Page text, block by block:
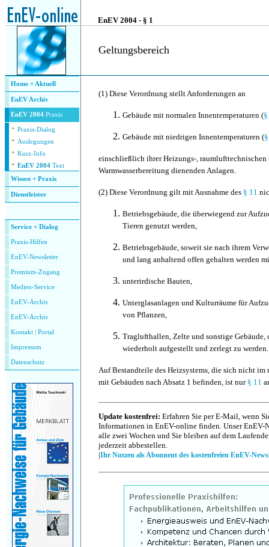
EnEV 2004 - § 1
Geltungsbereich
Home + Aktuell
EnEV Archiv
EnEV 2004 Praxis
· Praxis-Dialog
· Auslegungen
· Kurz-Info
· EnEV 2004 Text
Wissen + Praxis
Dienstleister
Service + Dialog
Praxis-Hilfen
EnEV-Newsletter
Premium-Zugang
Medien-Service
EnEV-Archiv
EnEV-Archiv
Kontakt Portal
Impressum
Datenschutz
(1) Diese Verordnung stellt Anforderungen an
Gebäude mit normalen Innentemperaturen (
Gebäude mit niedrigen Innentemperaturen (
einschließlich ihrer Heizungs-, raumlufttechnischen
Warmwasserbereitung dienenden Anlagen.
(2) Diese Verordnung gilt mit Ausnahme des § 11
Betriebsgebäude, die überwiegend zur
Tieren genutzt werden,
Betriebsgebäude, soweit sie nach ihrem
und lang anhaltend offen gehalten werden
unterirdische Bauten,
Unterglasanlagen und Kulturräume für
von Pflanzen,
Traglufthallen, Zelte und sonstige Gebäude,
wiederholt aufgestellt und zerlegt zu werden.
Auf Bestandteile des Heizsystems, die sich nicht im
mit Gebäuden nach Absatz 1 befinden, ist nur § 11
Update kostenfrei: Erfahren Sie per E-Mail, wenn
Informationen in EnEV-online finden. Unser EnEV-
alle zwei Wochen und Sie bleiben auf dem
jederzeit abbestellen.
|Ihr Nutzen als Abonnent des kostenfreien EnEV-